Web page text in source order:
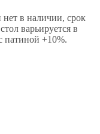
в наличии, срок
варьируется в
патиной +10%.